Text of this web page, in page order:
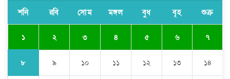
সাকিব আল হাসানের বাড়িতে আগুন, পেট্রলবোমা বিস্ফোরণ
শনি রবি সোম মঙ্গল বুধ বৃহ শুক্র
১ ২ ৩ ৪ ৫ ৬ ৭
৮ ৯ ১০ ১১ ১২ ১৩ ১৪